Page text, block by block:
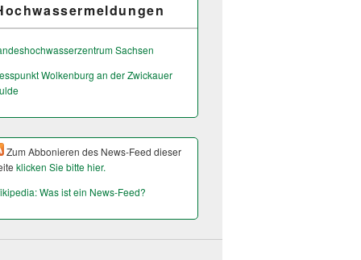
Sachsen
Wolkenburg an der Zwickauer
Zum Abbonieren des News-Feed dieser
klicken Sie bitte hier.
Was ist ein News-Feed?